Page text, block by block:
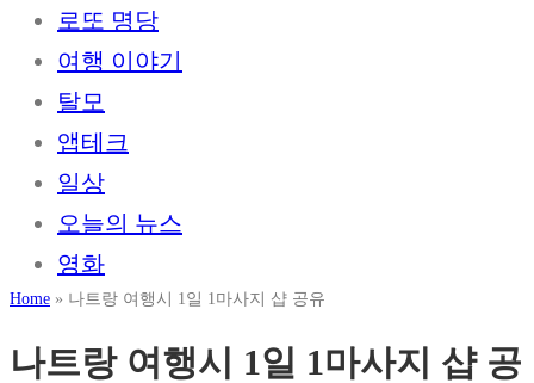
로또 명당
여행 이야기
탈모
앱테크
일상
오늘의 뉴스
영화
Home » 나트랑 여행시 1일 1마사지 샵 공유
나트랑 여행시 1일 1마사지 샵 공